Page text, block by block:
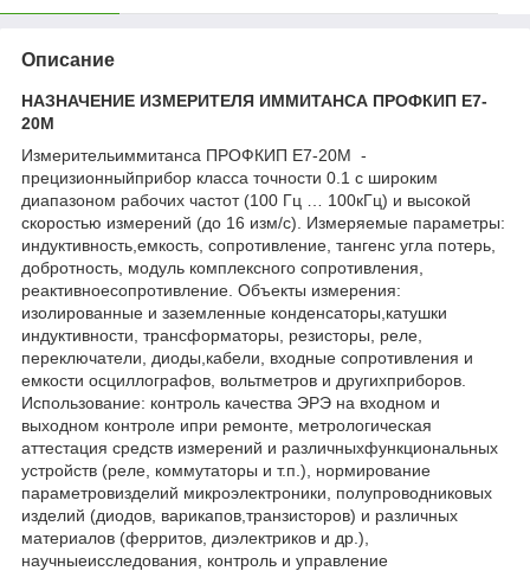
Описание
НАЗНАЧЕНИЕ ИЗМЕРИТЕЛЯ ИММИТАНСА ПРОФКИП Е7-
20М
Измерительиммитанса ПРОФКИП Е7-20М -
прецизионныйприбор класса точности 0.1 с широким
диапазоном рабочих частот (100 Гц … 100кГц) и высокой
скоростью измерений (до 16 изм/с). Измеряемые параметры:
индуктивность,емкость, сопротивление, тангенс угла потерь,
добротность, модуль комплексного сопротивления,
реактивноесопротивление. Объекты измерения:
изолированные и заземленные конденсаторы,катушки
индуктивности, трансформаторы, резисторы, реле,
переключатели, диоды,кабели, входные сопротивления и
емкости осциллографов, вольтметров и другихприборов.
Использование: контроль качества ЭРЭ на входном и
выходном контроле ипри ремонте, метрологическая
аттестация средств измерений и различныхфункциональных
устройств (реле, коммутаторы и т.п.), нормирование
параметровизделий микроэлектроники, полупроводниковых
изделий (диодов, варикапов,транзисторов) и различных
материалов (ферритов, диэлектриков и др.),
научныеисследования, контроль и управление